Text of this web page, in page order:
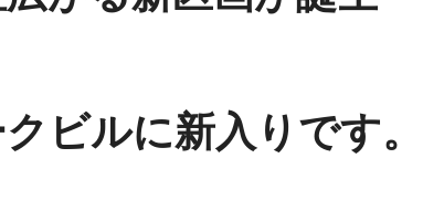
ビルに新入りです。